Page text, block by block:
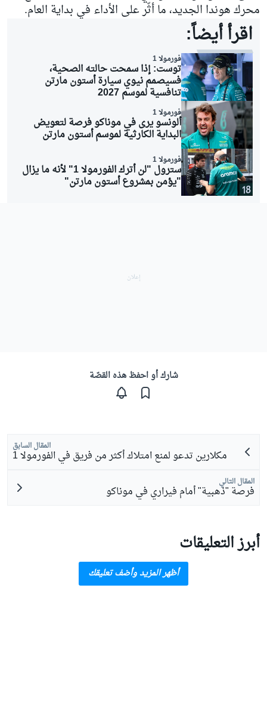
محرك هوندا الجديد، ما أثّر على الأداء في بداية العام.
اقرأ أيضاً:
فورمولا 1
توست: إذا سمحت حالته الصحية،
فسيصمم نيوي سيارة أستون مارتن
تنافسية لموسم 2027
فورمولا 1
ألونسو يرى في موناكو فرصة لتعويض
البداية الكارثية لموسم أستون مارتن
فورمولا 1
سترول "لن أترك الفورمولا 1" لأنه ما يزال
"يؤمن بمشروع أستون مارتن"
شارك أو احفظ هذه القصّة
المقال السابق
مكلارين تدعو لمنع امتلاك أكثر من فريق في الفورمولا 1
المقال التالي
فرصة "ذهبية" أمام فيراري في موناكو
أبرز التعليقات
أظهر المزيد وأضف تعليقك